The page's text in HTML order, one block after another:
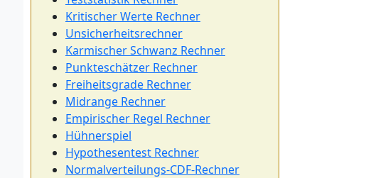
Kritischer Werte Rechner
Unsicherheitsrechner
Karmischer Schwanz Rechner
Punkteschätzer Rechner
Freiheitsgrade Rechner
Midrange Rechner
Empirischer Regel Rechner
Hühnerspiel
Hypothesentest Rechner
Normalverteilungs-CDF-Rechner